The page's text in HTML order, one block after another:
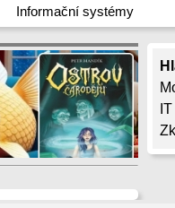
Informační systémy